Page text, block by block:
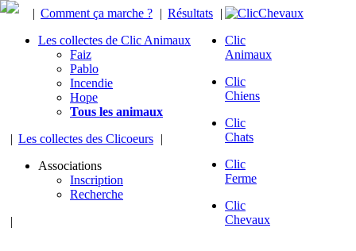
| Comment ça marche ? | Résultats |
Les collectes de Clic Animaux
Faiz
Pablo
Incendie
Hope
Tous les animaux
| Les collectes des Clicoeurs |
Associations
Inscription
Recherche
|
Clic
Animaux
Clic
Chiens
Clic
Chats
Clic
Ferme
Clic
Chevaux